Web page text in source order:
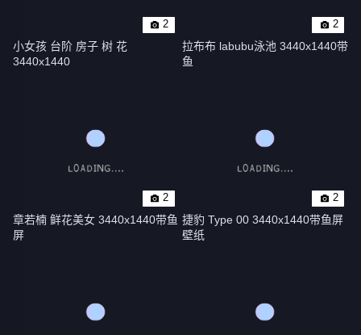
2
小女孩 台阶 房子 树 花
3440x1440
2
拉布布 labubu泳池 3440x1440带
鱼
2
章若楠 鲜花美女 3440x1440带鱼
屏
2
捷豹 Type 00 3440x1440带鱼屏
壁纸